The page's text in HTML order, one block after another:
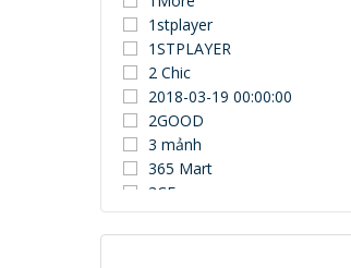
1stplayer
1STPLAYER
2 Chic
2018-03-19 00:00:00
2GOOD
3 mảnh
365 Mart
3CE
3Dconnexion
3DUN